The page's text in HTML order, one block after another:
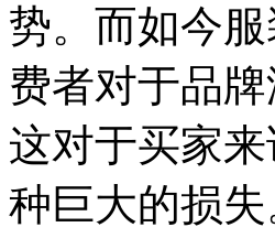
势。而如今
费者对于品
这对于买家
种巨大的损